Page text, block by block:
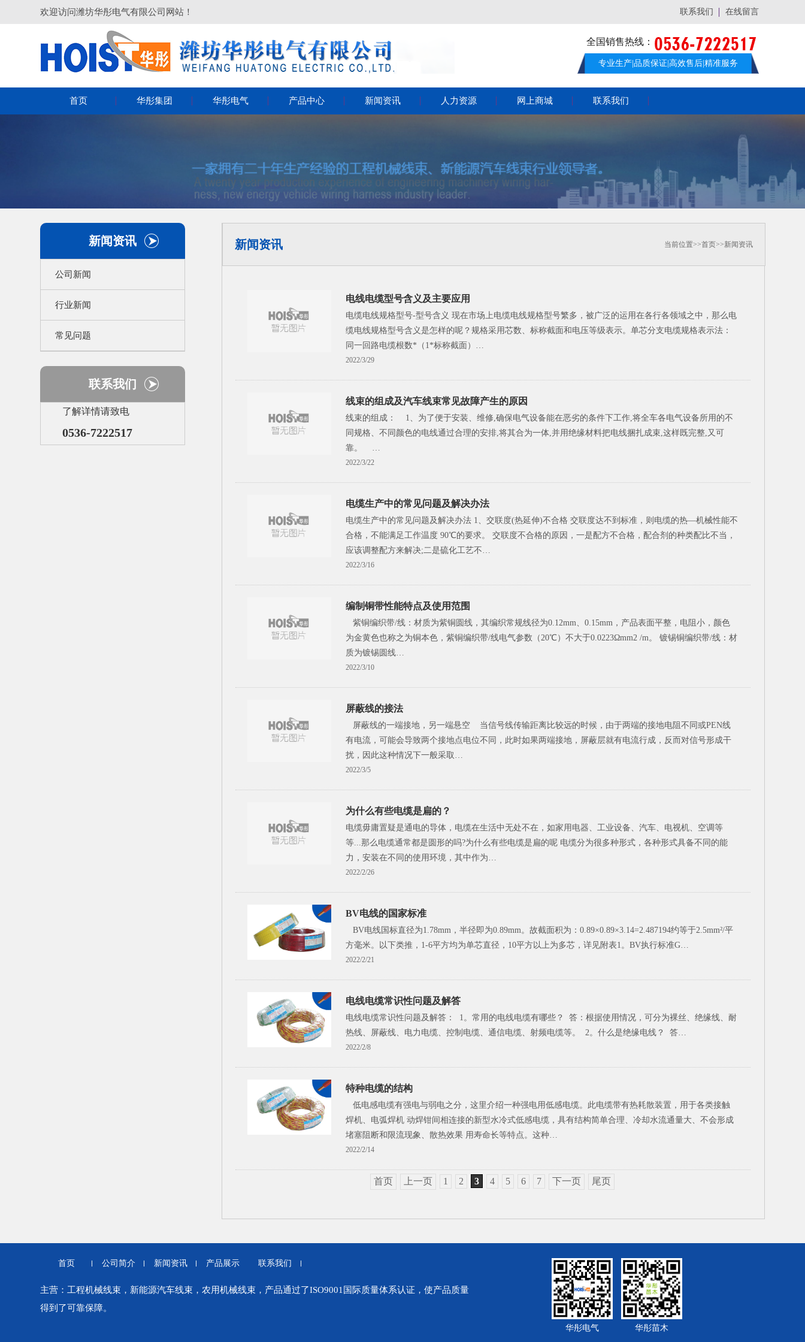
欢迎访问潍坊华彤电气有限公司网站！ 联系我们 在线留言
全国销售热线：
专业生产|品质保证|高效售后|精准服务
首页 华彤集团 华彤电气 产品中心 新闻资讯 人力资源 网上商城 联系我们
新闻资讯
公司新闻
行业新闻
常见问题
联系我们
了解详情请致电
0536-7222517
新闻资讯 当前位置>>首页>>新闻资讯
电线电缆型号含义及主要应用
电缆电线规格型号-型号含义 现在市场上电缆电线规格型号繁多，被广泛的运用在各行各领域之中，那么电
缆电线规格型号含义是怎样的呢？规格采用芯数、标称截面和电压等级表示。单芯分支电缆规格表示法：
同一回路电缆根数*（1*标称截面）…
2022/3/29
线束的组成及汽车线束常见故障产生的原因
线束的组成： 1、为了便于安装、维修,确保电气设备能在恶劣的条件下工作,将全车各电气设备所用的不
同规格、不同颜色的电线通过合理的安排,将其合为一体,并用绝缘材料把电线捆扎成束,这样既完整,又可
靠。 …
2022/3/22
电缆生产中的常见问题及解决办法
电缆生产中的常见问题及解决办法 1、交联度(热延伸)不合格 交联度达不到标准，则电缆的热—机械性能不
合格，不能满足工作温度 90℃的要求。 交联度不合格的原因，一是配方不合格，配合剂的种类配比不当，
应该调整配方来解决;二是硫化工艺不…
2022/3/16
编制铜带性能特点及使用范围
紫铜编织带/线：材质为紫铜圆线，其编织常规线径为0.12mm、0.15mm，产品表面平整，电阻小，颜色
为金黄色也称之为铜本色，紫铜编织带/线电气参数（20℃）不大于0.0223Ωmm2 /m。 镀锡铜编织带/线：材
质为镀锡圆线…
2022/3/10
屏蔽线的接法
屏蔽线的一端接地，另一端悬空 当信号线传输距离比较远的时候，由于两端的接地电阻不同或PEN线
有电流，可能会导致两个接地点电位不同，此时如果两端接地，屏蔽层就有电流行成，反而对信号形成干
扰，因此这种情况下一般采取…
2022/3/5
为什么有些电缆是扁的？
电缆毋庸置疑是通电的导体，电缆在生活中无处不在，如家用电器、工业设备、汽车、电视机、空调等
等...那么电缆通常都是圆形的吗?为什么有些电缆是扁的呢 电缆分为很多种形式，各种形式具备不同的能
力，安装在不同的使用环境，其中作为…
2022/2/26
BV电线的国家标准
BV电线国标直径为1.78mm，半径即为0.89mm。故截面积为：0.89×0.89×3.14=2.487194约等于2.5mm²/平
方毫米。以下类推，1-6平方均为单芯直径，10平方以上为多芯，详见附表1。BV执行标准G…
2022/2/21
电线电缆常识性问题及解答
电线电缆常识性问题及解答： 1。常用的电线电缆有哪些？ 答：根据使用情况，可分为裸丝、绝缘线、耐
热线、屏蔽线、电力电缆、控制电缆、通信电缆、射频电缆等。 2。什么是绝缘电线？ 答…
2022/2/8
特种电缆的结构
低电感电缆有强电与弱电之分，这里介绍一种强电用低感电缆。此电缆带有热耗散装置，用于各类接触
焊机、电弧焊机 动焊钳间相连接的新型水冷式低感电缆，具有结构简单合理、冷却水流通量大、不会形成
堵塞阻断和限流现象、散热效果 用寿命长等特点。这种…
2022/2/14
首页 上一页 1 2 3 4 5 6 7 下一页 尾页
首页 公司简介 新闻资讯 产品展示 联系我们
主营：工程机械线束，新能源汽车线束，农用机械线束，产品通过了ISO9001国际质量体系认证，使产品质量
得到了可靠保障。
华彤电气 华彤苗木